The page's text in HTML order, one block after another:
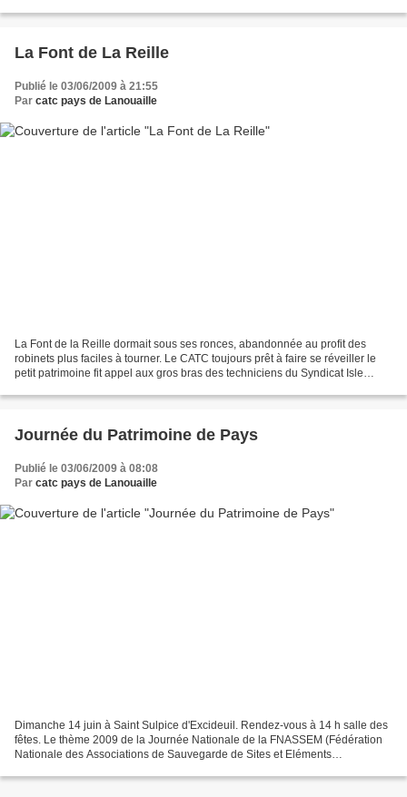
La Font de La Reille
Publié le 03/06/2009 à 21:55
Par catc pays de Lanouaille
La Font de la Reille dormait sous ses ronces, abandonnée au profit des
robinets plus faciles à tourner. Le CATC toujours prêt à faire se réveiller le
petit patrimoine fit appel aux gros bras des techniciens du Syndicat Isle
Journée du Patrimoine de Pays
Publié le 03/06/2009 à 08:08
Par catc pays de Lanouaille
Dimanche 14 juin à Saint Sulpice d'Excideuil. Rendez-vous à 14 h salle des
fêtes. Le thème 2009 de la Journée Nationale de la FNASSEM (Fédération
Nationale des Associations de Sauvegarde de Sites et Eléments